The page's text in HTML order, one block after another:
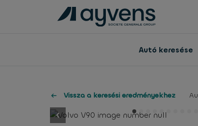
Autó keresése
Vissza a keresési eredményekhez
button.previous